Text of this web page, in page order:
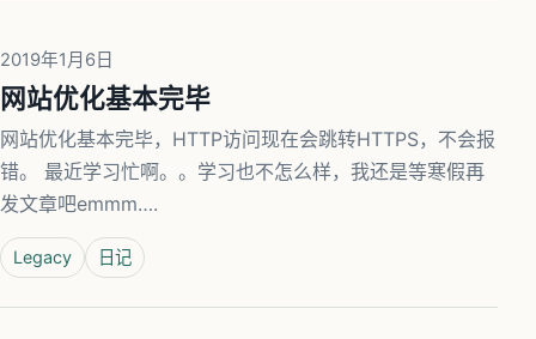
2019年1月6日
网站优化基本完毕
网站优化基本完毕，HTTP访问现在会跳转HTTPS，不会报
错。 最近学习忙啊。。学习也不怎么样，我还是等寒假再
发文章吧emmm….
Legacy 日记